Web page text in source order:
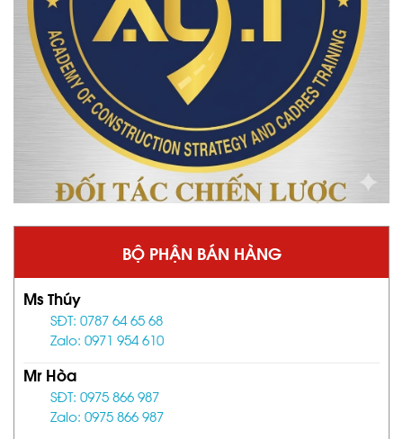
BỘ PHẬN BÁN HÀNG
Ms Thúy
SĐT: 0787 64 65 68
Zalo: 0971 954 610
Mr Hòa
SĐT: 0975 866 987
Zalo: 0975 866 987